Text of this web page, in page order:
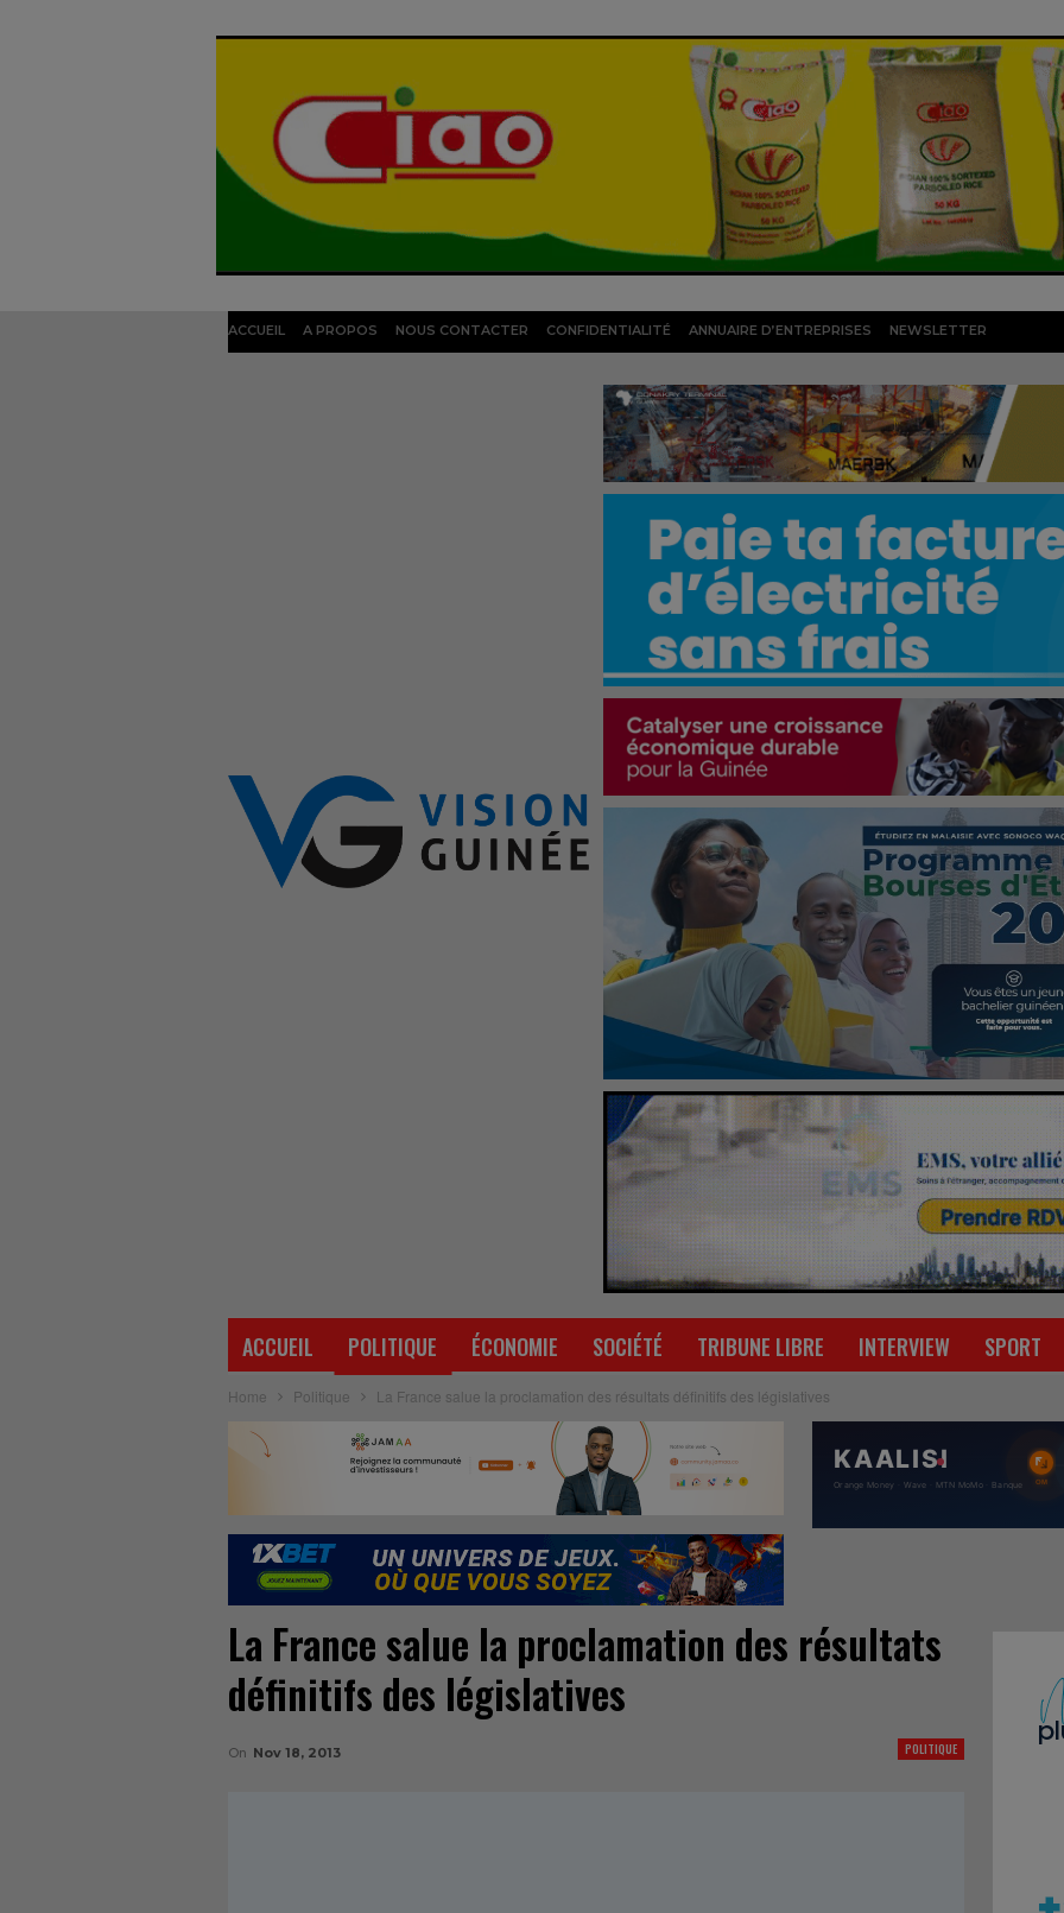
ACCUEIL A PROPOS NOUS CONTACTER CONFIDENTIALITÉ ANNUAIRE D’ENTREPRISES NEWSLETTER
ACCUEIL POLITIQUE ÉCONOMIE SOCIÉTÉ TRIBUNE LIBRE INTERVIEW SPORT
Home Politique La France salue la proclamation des résultats définitifs des législatives
La France salue la proclamation des résultats
définitifs des législatives
POLITIQUE
On Nov 18, 2013